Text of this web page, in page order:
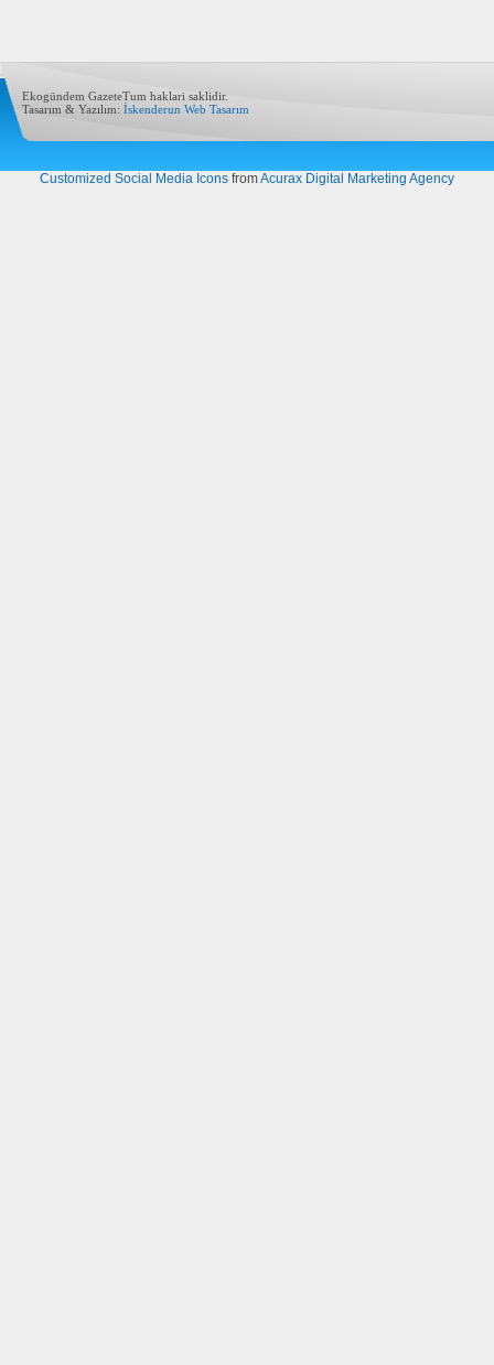
Ekogündem GazeteTum haklari saklidir.
Tasarım & Yazılım: İskenderun Web Tasarım
Customized Social Media Icons fromAcurax Digital Marketing Agency